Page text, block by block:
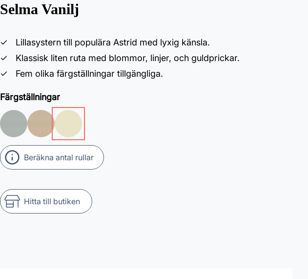
Selma Vanilj
Lillasystern till populära Astrid med lyxig känsla.
Klassisk liten ruta med blommor, linjer, och guldprickar.
Fem olika färgställningar tillgängliga.
Färgställningar
Beräkna antal rullar
Hitta till butiken